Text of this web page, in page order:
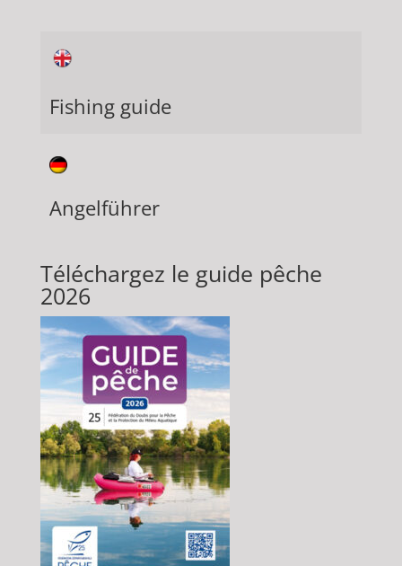
Fishing guide
Angelführer
Téléchargez le guide pêche
2026